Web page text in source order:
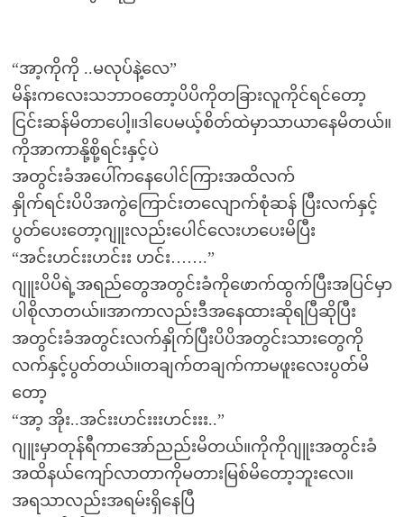
“အာ့ကိုကို ..မလုပ်နဲ့လေ”
မိန်းကလေးသဘာဝတော့ပိပိကိုတခြားလူကိုင်ရင်တော့
ငြင်းဆန်မိတာပေါ့။ဒါပေမယ့်စိတ်ထဲမှာသာယာနေမိတယ်။
ကိုအာကာနို့စို့ရင်းနှင့်ပဲ
အတွင်းခံအပေါ်ကနေပေါင်ကြားအထိလက်
နှိုက်ရင်းပိပိအကွဲကြောင်းတလျောက်စုံဆန် ပြီးလက်နှင့်
ပွတ်ပေးတော့ဂျူးလည်းပေါင်လေးဟပေးမိပြီး
“အင်းဟင်းးဟင်းး ဟင်း…….”
ဂျူးပိပိရဲ့အရည်တွေအတွင်းခံကိုဖောက်ထွက်ပြီးအပြင်မှာ
ပါစိုလာတယ်။အာကာလည်းဒီအနေထားဆိုရပြီဆိုပြီး
အတွင်းခံအတွင်းလက်နှိုက်ပြီးပိပိအတွင်းသားတွေကို
လက်နှင့်ပွတ်တယ်။တချက်တချက်ကာမဖူးလေးပွတ်မိ
တော့
“အာ့ အိုး..အင်းးဟင်းးးဟင်းးး..”
ဂျူးမှာတုန်ရီကာအော်ညည်းမိတယ်။ကိုကိုဂျူးအတွင်းခံ
အထိနယ်ကျော်လာတာကိုမတားမြစ်မိတော့ဘူးလေ။
အရသာလည်းအရမ်းရှိနေပြီ